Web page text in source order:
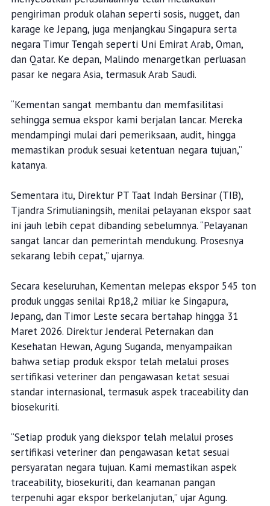
pengiriman produk olahan seperti sosis, nugget, dan
karage ke Jepang, juga menjangkau Singapura serta
negara Timur Tengah seperti Uni Emirat Arab, Oman,
dan Qatar. Ke depan, Malindo menargetkan perluasan
pasar ke negara Asia, termasuk Arab Saudi.
“Kementan sangat membantu dan memfasilitasi
sehingga semua ekspor kami berjalan lancar. Mereka
mendampingi mulai dari pemeriksaan, audit, hingga
memastikan produk sesuai ketentuan negara tujuan,”
katanya.
Sementara itu, Direktur PT Taat Indah Bersinar (TIB),
Tjandra Srimulianingsih, menilai pelayanan ekspor saat
ini jauh lebih cepat dibanding sebelumnya. “Pelayanan
sangat lancar dan pemerintah mendukung. Prosesnya
sekarang lebih cepat,” ujarnya.
Secara keseluruhan, Kementan melepas ekspor 545 ton
produk unggas senilai Rp18,2 miliar ke Singapura,
Jepang, dan Timor Leste secara bertahap hingga 31
Maret 2026. Direktur Jenderal Peternakan dan
Kesehatan Hewan, Agung Suganda, menyampaikan
bahwa setiap produk ekspor telah melalui proses
sertifikasi veteriner dan pengawasan ketat sesuai
standar internasional, termasuk aspek traceability dan
biosekuriti.
“Setiap produk yang diekspor telah melalui proses
sertifikasi veteriner dan pengawasan ketat sesuai
persyaratan negara tujuan. Kami memastikan aspek
traceability, biosekuriti, dan keamanan pangan
terpenuhi agar ekspor berkelanjutan,” ujar Agung.